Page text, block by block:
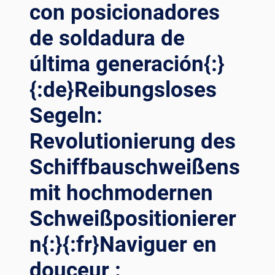
DE
DE
{:DE}PRÄZISIONSLEISTUNG:
OPTIMIERUNG
DES
ÖL-
UND
GASSCHWEISSENS M
IT M
ODERNSTEN P
:FR}PUISSANCE D
RÉCISION : O
PTIMISATION D
U S
OUDAGE A
con posicionadores
de soldadura de
última generación{:}
{:de}Reibungsloses
Segeln:
Revolutionierung des
Schiffbauschweißens
mit hochmodernen
Schweißpositionierer
n{:}{:fr}Naviguer en